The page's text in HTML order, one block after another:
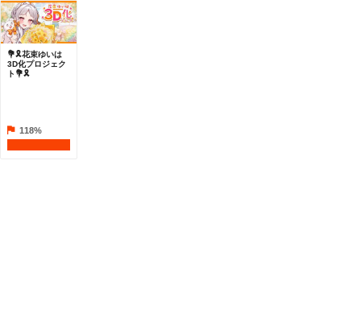
💐🎗花束ゆいは
3D化プロジェク
ト💐🎗
118%